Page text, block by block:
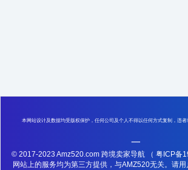
本网站设计及数据均受版权保护，任何公司及个人不得以任何方式复制，违者
一
© 2017-2023 Amz520.com 跨境卖家导航 （ 粤ICP备
网站上的服务均为第三方提供，与AMZ520无关。请用